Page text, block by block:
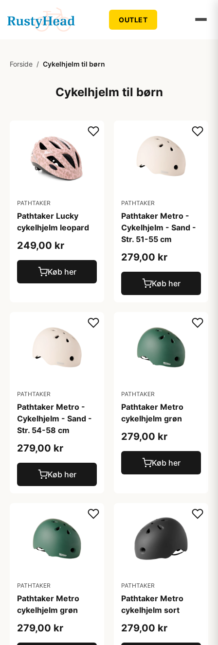
OUTLET
Forside / Cykelhjelm til børn
Cykelhjelm til børn
PATHTAKER
Pathtaker Lucky
cykelhjelm leopard
249,00 kr
Køb her
PATHTAKER
Pathtaker Metro -
Cykelhjelm - Sand -
Str. 51-55 cm
279,00 kr
Køb her
PATHTAKER
Pathtaker Metro -
Cykelhjelm - Sand -
Str. 54-58 cm
279,00 kr
Køb her
PATHTAKER
Pathtaker Metro
cykelhjelm grøn
279,00 kr
Køb her
PATHTAKER
Pathtaker Metro
cykelhjelm grøn
279,00 kr
PATHTAKER
Pathtaker Metro
cykelhjelm sort
279,00 kr